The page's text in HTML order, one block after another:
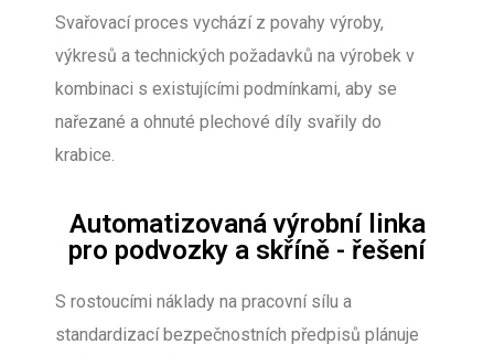
Svařovací proces vychází z povahy výroby,
výkresů a technických požadavků na výrobek v
kombinaci s existujícími podmínkami, aby se
nařezané a ohnuté plechové díly svařily do
krabice.
Automatizovaná výrobní linka
pro podvozky a skříně - řešení
S rostoucími náklady na pracovní sílu a
standardizací bezpečnostních předpisů plánuje